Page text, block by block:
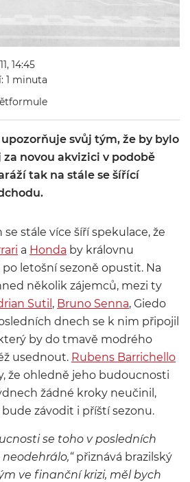
14:45
1 minuta
svůj tým, že by bylo
novou akvizici v podobě
tak na stále se šířící
stále více šíří spekulace, že
a Honda by královnu
letošní sezoně opustit. Na
několik zájemců, mezi ty
Sutil , Bruno Senna, Giedo
dnech se k nim připojil
by do tmavě modrého
usednout. Rubens Barrichello
že ohledně jeho budoucnosti
žádné kroky neučinil,
závodit i příští sezonu.
se toho v posledních
přiznává brazilský
ve finanční krizi, měl bych